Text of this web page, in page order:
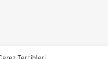
Tercihleri